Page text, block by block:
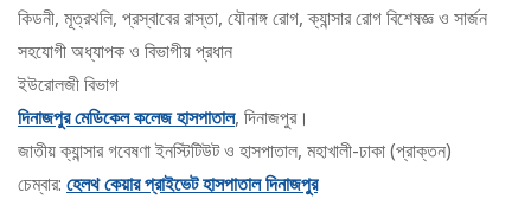
কিডনী, মূত্রথলি, প্রস্বাবের রাস্তা, যৌনাঙ্গ রোগ, ক্যান্সার রোগ বিশেষজ্ঞ ও সার্জন
সহযোগী অধ্যাপক ও বিভাগীয় প্রধান
ইউরোলজী বিভাগ
দিনাজপুর মেডিকেল কলেজ হাসপাতাল, দিনাজপুর।
জাতীয় ক্যান্সার গবেষণা ইনস্টিটিউট ও হাসপাতাল, মহাখালী-ঢাকা (প্রাক্তন)
চেম্বার: হেলথ কেয়ার প্রাইভেট হাসপাতাল দিনাজপুর